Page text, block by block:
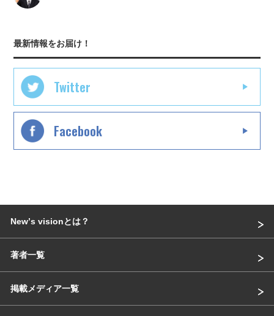
最新情報をお届け！
Twitter
Facebook
Newʼs visionとは？
著者一覧
掲載メディア一覧